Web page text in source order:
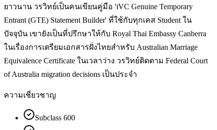
ยาวนาน วรวิทย์เป็นคนเขียนคู่มือ 'iVC Genuine Temporary
Entrant (GTE) Statement Builder' ที่ใช้กับทุกเคส Student ใน
ปัจจุบัน เขายังเป็นที่ปรึกษาให้กับ Royal Thai Embassy Canberra
ในเรื่องการเตรียมเอกสารฝั่งไทยสำหรับ Australian Marriage
Equivalence Certificate ในเวลาว่าง วรวิทย์ติดตาม Federal Court
of Australia migration decisions เป็นประจำ
ความเชี่ยวชาญ
Subclass 600